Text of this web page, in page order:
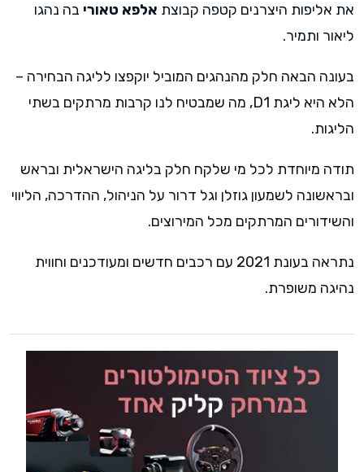
את אליפות היצרנים קטפה קבוצת אלפא טאורי בה נהגו
ליאור ותמיר.
בעונה הבאה חלק מהנהגים המוביל יוקפצו לליגה הבחירה –
הלא היא ליגת D1, מה שמבטיח לנו קרבות מרתקים בשתי
הליגות.
תודה מיוחדת לכל מי שלקח חלק בליגה הישראלית ובראש
ובראשונה לשמעון גוזלן וגל דרור על הניהול, ההדרכה, הליווי
והשידורים המרתקים מכל המירוצים.
נתראה בעונת 2021 עם רכבים חדשים ומעודכנים וחווית
נהיגה משופרת.